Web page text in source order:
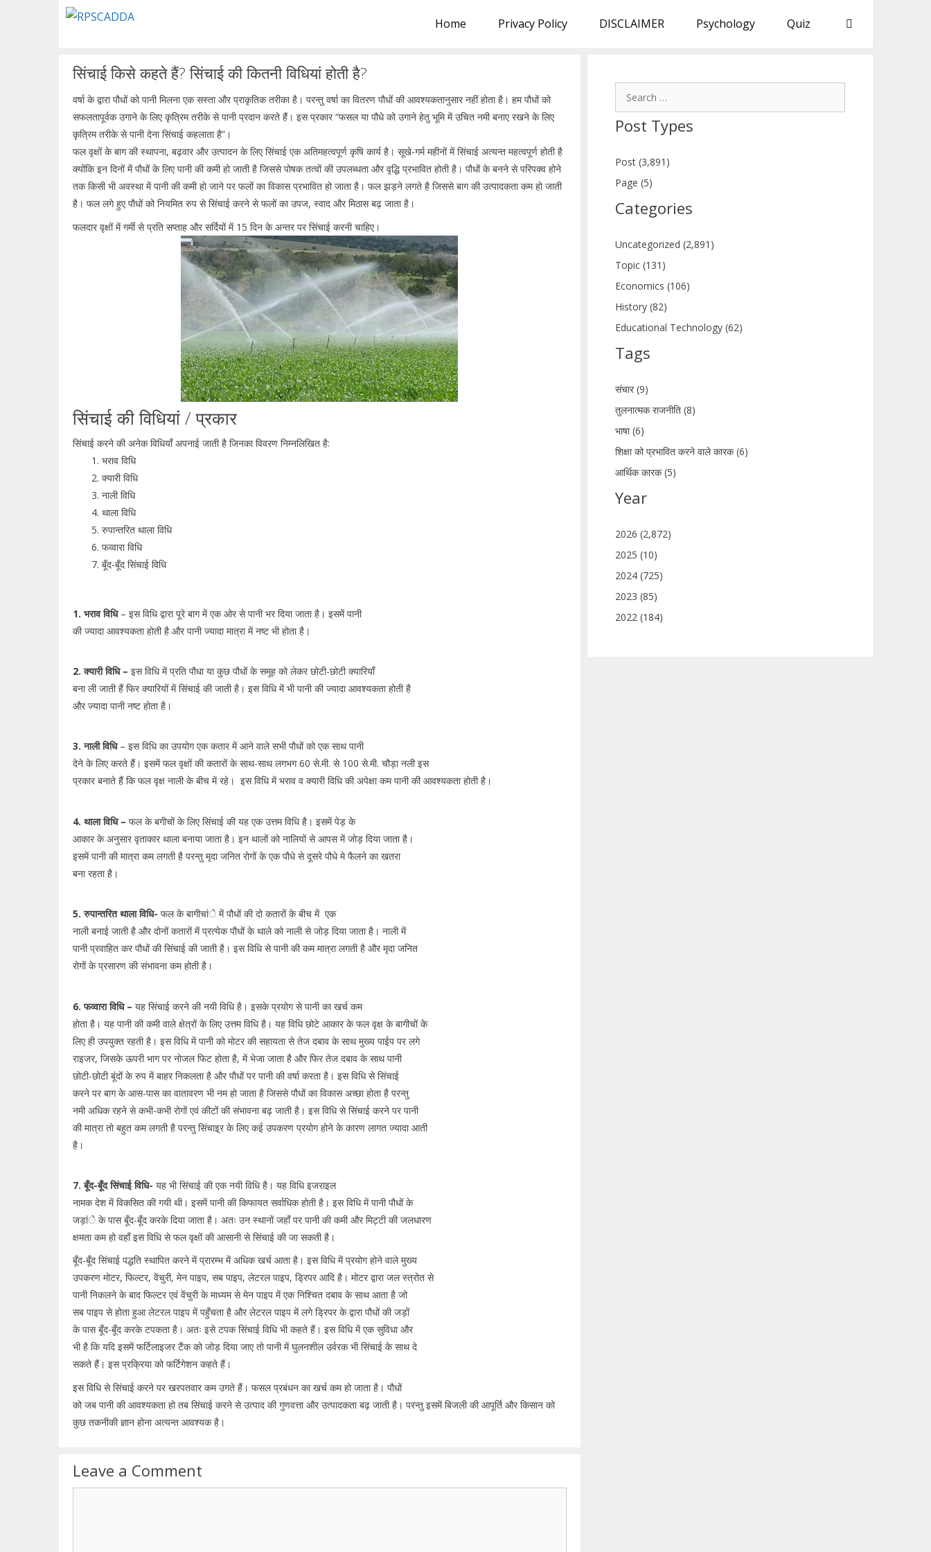
Home Privacy Policy DISCLAIMER Psychology Quiz
सिंचाई किसे कहते हैं? सिंचाई की कितनी विधियां होती है?
वर्षा के द्वारा पौधों को पानी मिलना एक सस्ता और प्राकृतिक तरीका है। परन्तु वर्षा का वितरण पौधों की आवश्यकतानुसार नहीं होता है। हम पौधों को
सफलतापूर्वक उगाने के लिए कृत्रिम तरीके से पानी प्रदान करते हैं। इस प्रकार “फसल या पौधे को उगाने हेतु भूमि में उचित नमी बनाए रखने के लिए
कृत्रिम तरीके से पानी देना सिंचाई कहलाता है”।
फल वृक्षों के बाग की स्थापना, बढ़वार और उत्पादन के लिए सिंचाई एक अतिमहत्वपूर्ण कृषि कार्य है। सूखे-गर्म महीनों में सिंचाई अत्यन्त महत्वपूर्ण होती है
क्योंकि इन दिनों में पौधों के लिए पानी की कमी हो जाती है जिससे पोषक तत्वों की उपलब्धता और वृद्धि प्रभावित होती है। पौधों के बनने से परिपक्व होने
तक किसी भी अवस्था में पानी की कमी हो जाने पर फलों का विकास प्रभावित हो जाता है। फल झड़ने लगते है जिससे बाग की उत्पादकता कम हो जाती
है। फल लगे हुए पौधों को नियमित रुप से सिंचाई करने से फलों का उपज, स्वाद और मिठास बढ़ जाता है।
फलदार वृक्षों में गर्मी से प्रति सप्ताह और सर्दियों में 15 दिन के अन्तर पर सिंचाई करनी चाहिए।
सिंचाई की विधियां / प्रकार
सिंचाई करने की अनेक विधियाँ अपनाई जाती है जिनका विवरण निम्नलिखित है:
भराव विधि
क्यारी विधि
नाली विधि
थाला विधि
रुपान्तरित थाला विधि
फव्वारा विधि
बूँद-बूँद सिंचाई विधि
1. भराव विधि– इस विधि द्वारा पूरे बाग में एक ओर से पानी भर दिया जाता है। इसमें पानी
की ज्यादा आवश्यकता होती है और पानी ज्यादा मात्रा में नष्ट भी होता है।
2. क्यारी विधि – इस विधि में प्रति पौधा या कुछ पौधों के समूह को लेकर छोटी-छोटी क्यारियाँ
बना ली जाती हैं फिर क्यारियों में सिंचाई की जाती है। इस विधि में भी पानी की ज्यादा आवश्यकता होती है
और ज्यादा पानी नष्ट होता है।
3. नाली विधि – इस विधि का उपयोग एक कतार में आने वाले सभी पौधों को एक साथ पानी
देने के लिए करते हैं। इसमें फल वृक्षों की कतारों के साथ-साथ लगभग 60 से.मी. से 100 से.मी. चौड़ा नली इस
प्रकार बनाते हैं कि फल वृक्ष नाली के बीच में रहे। इस विधि में भराव व क्यारी विधि की अपेक्षा कम पानी की आवश्यकता होती है।
4. थाला विधि – फल के बगीचों के लिए सिंचाई की यह एक उत्तम विधि है। इसमें पेड़ के
आकार के अनुसार वृताकार थाला बनाया जाता है। इन थालों को नालियों से आपस में जोड़ दिया जाता है।
इसमें पानी की मात्रा कम लगती है परन्तु मृदा जनित रोगों के एक पौधे से दूसरे पौधे मे फैलने का खतरा
बना रहता है।
5. रुपान्तरित थाला विधि- फल के बागीचांे में पौधों की दो कतारों के बीच में एक
नाली बनाई जाती है और दोनों कतारों में प्रत्येक पौधों के थाले को नाली से जोड़ दिया जाता है। नाली में
पानी प्रवाहित कर पौधों की सिंचाई की जाती है। इस विधि से पानी की कम मात्रा लगती है और मृदा जनित
रोगों के प्रसारण की संभावना कम होती है।
6. फव्वारा विधि – यह सिंचाई करने की नयी विधि है। इसके प्रयोग से पानी का खर्च कम
होता है। यह पानी की कमी वाले क्षेत्रों के लिए उत्तम विधि है। यह विधि छोटे आकार के फल वृक्ष के बागीचों के
लिए ही उपयुक्त रहती है। इस विधि में पानी को मोटर की सहायता से तेज दबाव के साथ मुख्य पाईप पर लगे
राइजर, जिसके ऊपरी भाग पर नोजल फिट होता है, में भेजा जाता है और फिर तेज दबाव के साथ पानी
छोटी-छोटी बूंदों के रुप में बाहर निकलता है और पौधों पर पानी की वर्षा करता है। इस विधि से सिंचाई
करने पर बाग के आस-पास का वातावरण भी नम हो जाता है जिससे पौधों का विकास अच्छा होता है परन्तु
नमी अधिक रहने से कभी-कभी रोगों एवं कीटों की संभावना बढ़ जाती है। इस विधि से सिंचाई करने पर पानी
की मात्रा तो बहुत कम लगती है परन्तु सिंचाइ्र के लिए कई उपकरण प्रयोग होने के कारण लागत ज्यादा आती
है।
7. बूँद-बूँद सिंचाई विधि- यह भी सिंचाई की एक नयी विधि है। यह विधि इजराइल
नामक देश में विकसित की गयी थी। इसमें पानी की किफायत सर्वाधिक होती है। इस विधि में पानी पौधों के
जड़ांे के पास बूँद-बूँद करके दिया जाता है। अतः उन स्थानों जहाँ पर पानी की कमी और मिट्टी की जलधारण
क्षमता कम हो वहाँ इस विधि से फल वृक्षों की आसानी से सिंचाई की जा सकती है।
बूँद-बूँद सिंचाई पद्धति स्थापित करने में प्रारम्भ में अधिक खर्च आता है। इस विधि में प्रयोग होने वाले मुख्य
उपकरण मोटर, फिल्टर, वेंचुरी, मेन पाइप, सब पाइप, लेटरल पाइप, ड्रिपर आदि है। मोटर द्वारा जल स्त्रोत से
पानी निकलने के बाद फिल्टर एवं वेंचुरी के माध्यम से मेन पाइप में एक निश्चित दबाव के साथ आता है जो
सब पाइप से होता हुआ लेटरल पाइप में पहुँचता है और लेटरल पाइप में लगे ड्रिपर के द्वारा पौधों की जड़ों
के पास बूँद-बूँद करके टपकता है। अतः इसे टपक सिंचाई विधि भी कहते हैं। इस विधि में एक सुविधा और
भी है कि यदि इसमें फर्टिलाइजर टैंक को जोड़ दिया जाए तो पानी में घुलनशील उर्वरक भी सिंचाई के साथ दे
सकते हैं। इस प्रक्रिया को फर्टिगेशन कहते हैं।
इस विधि से सिंचाई करने पर खरपतवार कम उगते हैं। फसल प्रबंधन का खर्च कम हो जाता है। पौधों
को जब पानी की आवश्यकता हो तब सिंचाई करने से उत्पाद की गुणवत्ता और उत्पादकता बढ़ जाती है। परन्तु इसमें बिजली की आपूर्ति और किसान को
कुछ तकनीकी ज्ञान होना अत्यन्त आवश्यक है।
Leave a Comment
Post Types
Post (3,891)
Page (5)
Categories
Uncategorized (2,891)
Topic (131)
Economics (106)
History (82)
Educational Technology (62)
Tags
संचार (9)
तुलनात्मक राजनीति (8)
भाषा (6)
शिक्षा को प्रभावित करने वाले कारक (6)
आर्थिक कारक (5)
Year
2026 (2,872)
2025 (10)
2024 (725)
2023 (85)
2022 (184)